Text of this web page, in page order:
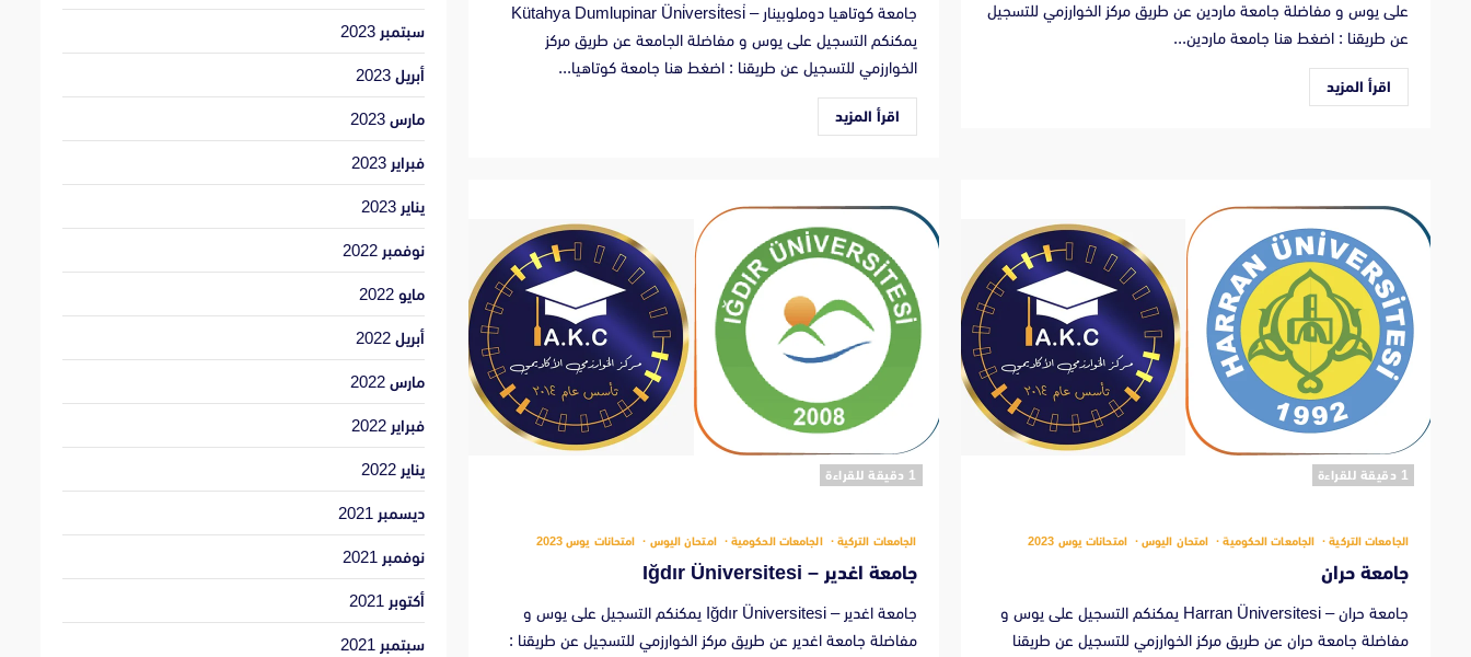
على يوس و مفاضلة جامعة ماردين عن طريق مركز الخوارزمي للتسجيل
عن طريقنا : اضغط هنا جامعة ماردين...
اقرأ المزيد
جامعة كوتاهيا دوملوبينار – Kütahya Dumlupinar Üni̇versi̇tesi̇
يمكنكم التسجيل على يوس و مفاضلة الجامعة عن طريق مركز
الخوارزمي للتسجيل عن طريقنا : اضغط هنا جامعة كوتاهيا...
اقرأ المزيد
‫1 دقيقة للقراءة
الجامعات التركية الجامعات الحكومية امتحان اليوس امتحانات يوس 2023
جامعة حران
جامعة حران – Harran Üniversitesi يمكنكم التسجيل على يوس و
مفاضلة جامعة حران عن طريق مركز الخوارزمي للتسجيل عن طريقنا
‫1 دقيقة للقراءة
الجامعات التركية الجامعات الحكومية امتحان اليوس امتحانات يوس 2023
جامعة اغدير – Iğdır Üniversitesi
جامعة اغدير – Iğdır Üniversitesi يمكنكم التسجيل على يوس و
مفاضلة جامعة اغدير عن طريق مركز الخوارزمي للتسجيل عن طريقنا :
سبتمبر 2023
أبريل 2023
مارس 2023
فبراير 2023
يناير 2023
نوفمبر 2022
مايو 2022
أبريل 2022
مارس 2022
فبراير 2022
يناير 2022
ديسمبر 2021
نوفمبر 2021
أكتوبر 2021
سبتمبر 2021